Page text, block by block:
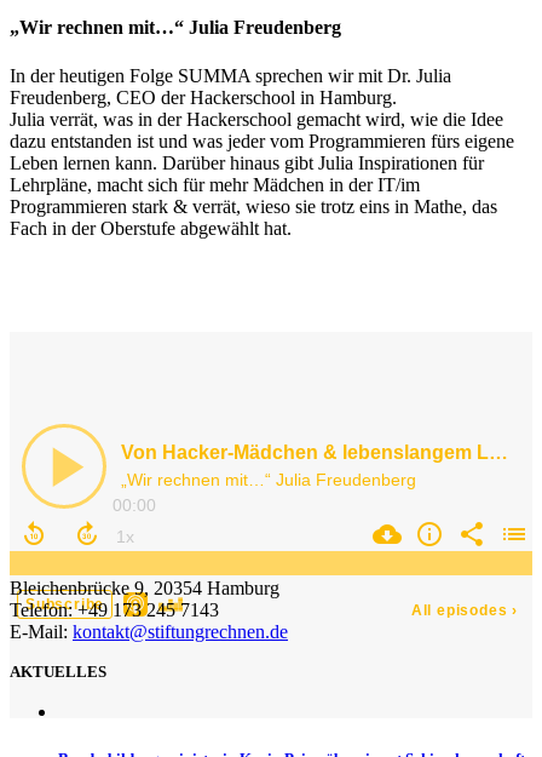
„Wir rechnen mit…“ Julia Freudenberg
In der heutigen Folge SUMMA sprechen wir mit Dr. Julia
Freudenberg, CEO der Hackerschool in Hamburg.
Julia verrät, was in der Hackerschool gemacht wird, wie die Idee
dazu entstanden ist und was jeder vom Programmieren fürs eigene
Leben lernen kann. Darüber hinaus gibt Julia Inspirationen für
Lehrpläne, macht sich für mehr Mädchen in der IT/im
Programmieren stark & verrät, wieso sie trotz eins in Mathe, das
Fach in der Oberstufe abgewählt hat.
Bleichenbrücke 9, 20354 Hamburg
Telefon: +49 173 245 7143
E-Mail: kontakt@stiftungrechnen.de
AKTUELLES